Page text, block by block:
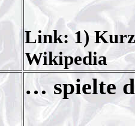
Link: 1)
Wikipedia
… spielte